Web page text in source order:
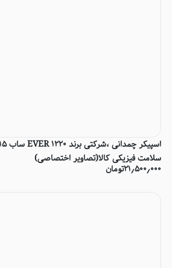
سلامت فیزیکی کالا(تصاویر اختصاصی)
۲۱٫۵۰۰٫۰۰۰تومان